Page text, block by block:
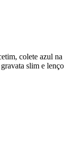
colete azul na
slim e lenço